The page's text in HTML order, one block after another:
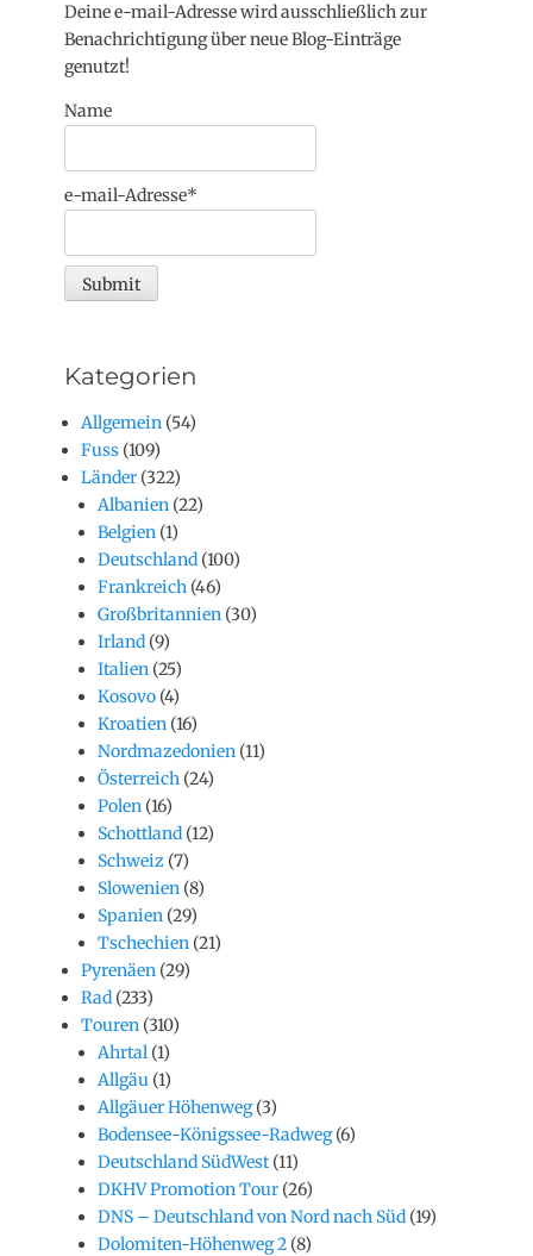
Deine e-mail-Adresse wird ausschließlich zur
Benachrichtigung über neue Blog-Einträge
genutzt!
Name
e-mail-Adresse*
Kategorien
Allgemein (54)
Fuss (109)
Länder (322)
Albanien (22)
Belgien (1)
Deutschland (100)
Frankreich (46)
Großbritannien (30)
Irland (9)
Italien (25)
Kosovo (4)
Kroatien (16)
Nordmazedonien (11)
Österreich (24)
Polen (16)
Schottland (12)
Schweiz (7)
Slowenien (8)
Spanien (29)
Tschechien (21)
Pyrenäen (29)
Rad (233)
Touren (310)
Ahrtal (1)
Allgäu (1)
Allgäuer Höhenweg(3)
Bodensee-Königssee-Radweg(6)
Deutschland SüdWest(11)
DKHV Promotion Tour (26)
DNS – Deutschland von Nord nach Süd (19)
Dolomiten-Höhenweg 2 (8)